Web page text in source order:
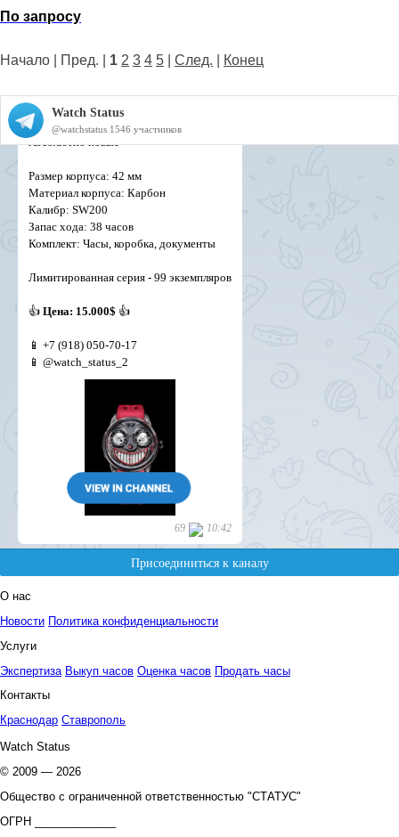
По запросу
Начало | Пред. | 1 2 3 4 5 След. Конец
О нас
Новости Политика конфиденциальности
Услуги
Экспертиза Выкуп часов Оценка часов Продать часы
Контакты
Краснодар Ставрополь
Watch Status
© 2009 — 2026
Общество с ограниченной ответственностью "СТАТУС"
ОГРН _____________